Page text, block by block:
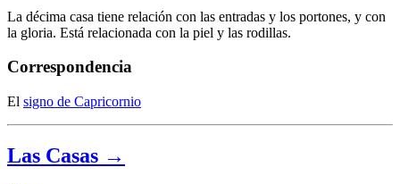
La décima casa tiene relación con las entradas y los portones, y con
la gloria. Está relacionada con la piel y las rodillas.
Correspondencia
El signo de Capricornio
Las Casas →